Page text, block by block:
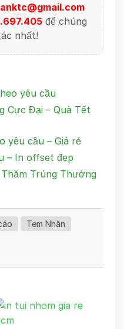
để chúng
nhất!
yêu cầu
Cực Đại – Quà Tết
yêu cầu – Giá rẻ
– In offset đẹp
Trúng Thưởng
Tem Nhãn